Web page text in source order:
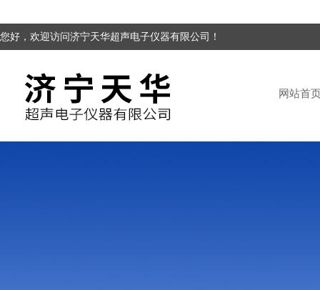
您好，欢迎访问济宁天华超声电子仪器有限公司！
网站首